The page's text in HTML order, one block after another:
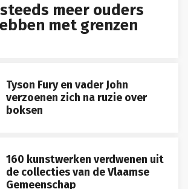
meer ouders
met grenzen
Tyson Fury en vader John
verzoenen zich na ruzie over
boksen
160 kunstwerken verdwenen uit
de collecties van de Vlaamse
Gemeenschap